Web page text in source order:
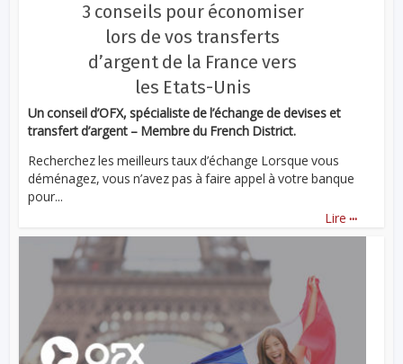
3 conseils pour économiser
lors de vos transferts
d’argent de la France vers
les Etats-Unis
Un conseil d’OFX, spécialiste de l’échange de devises et
transfert d’argent – Membre du French District.
Recherchez les meilleurs taux d’échange Lorsque vous
déménagez, vous n’avez pas à faire appel à votre banque
pour...
Lire ...